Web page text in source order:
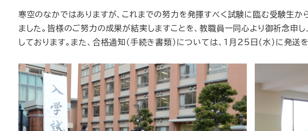
寒空のなかではありますが、これまでの努力を発揮すべく試験に臨む受験生
ました。皆様のご努力の成果が結実しますことを、教職員一同心より御祈念申
しております。また、合格通知（手続き書類）については、1月25日（水）に発送